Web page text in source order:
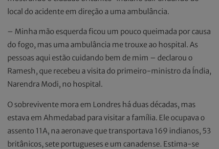
local do acidente em direção a uma ambulância.
– Minha mão esquerda ficou um pouco queimada por causa
do fogo, mas uma ambulância me trouxe ao hospital. As
pessoas aqui estão cuidando bem de mim – declarou o
Ramesh, que recebeu a visita do primeiro-ministro da Índia,
Narendra Modi, no hospital.
O sobrevivente mora em Londres há duas décadas, mas
estava em Ahmedabad para visitar a família. Ele ocupava o
assento 11A, na aeronave que transportava 169 indianos, 53
britânicos, sete portugueses e um canadense. Estima-se